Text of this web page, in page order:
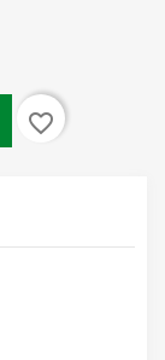
favorite_border